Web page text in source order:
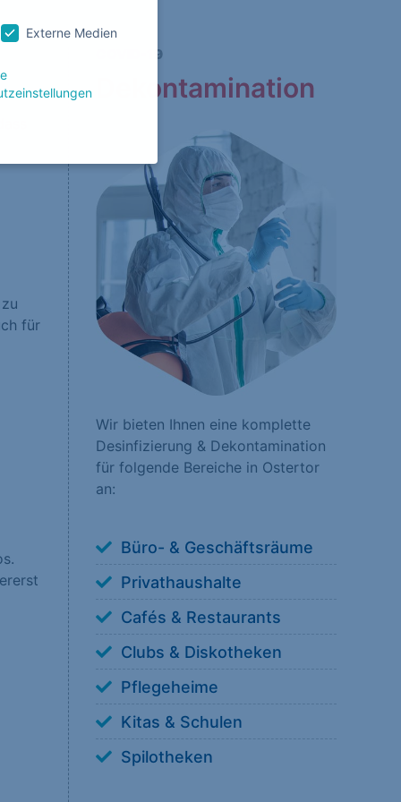
für
COVID-19
Dekontamination
Wir bieten Ihnen eine komplette
Desinfizierung & Dekontamination
für folgende Bereiche in Ostertor
an:
Büro- & Geschäftsräume
Privathaushalte
Cafés & Restaurants
Clubs & Diskotheken
Pflegeheime
Kitas & Schulen
Spilotheken
Externe Medien
ganzen Kategorien
Zurück
erforderlich.
Besucher unsere
wie unsere
Sie tun
von externen